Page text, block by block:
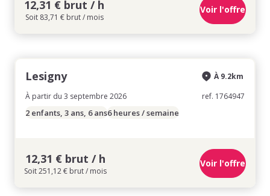
12,31 € brut / h
Soit 83,71 € brut / mois
Voir l'offre
Lesigny
À partir du 3 septembre 2026
À 9.2km
ref. 1764947
2 enfants, 3 ans, 6 ans6 heures / semaine
12,31 € brut / h
Soit 251,12 € brut / mois
Voir l'offre